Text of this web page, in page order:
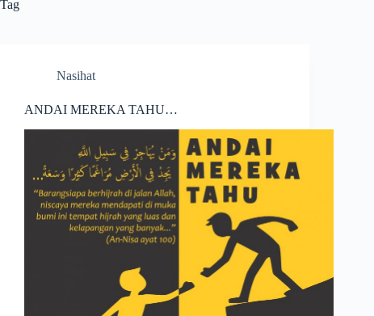
Tag
Nasihat
ANDAI MEREKA TAHU…